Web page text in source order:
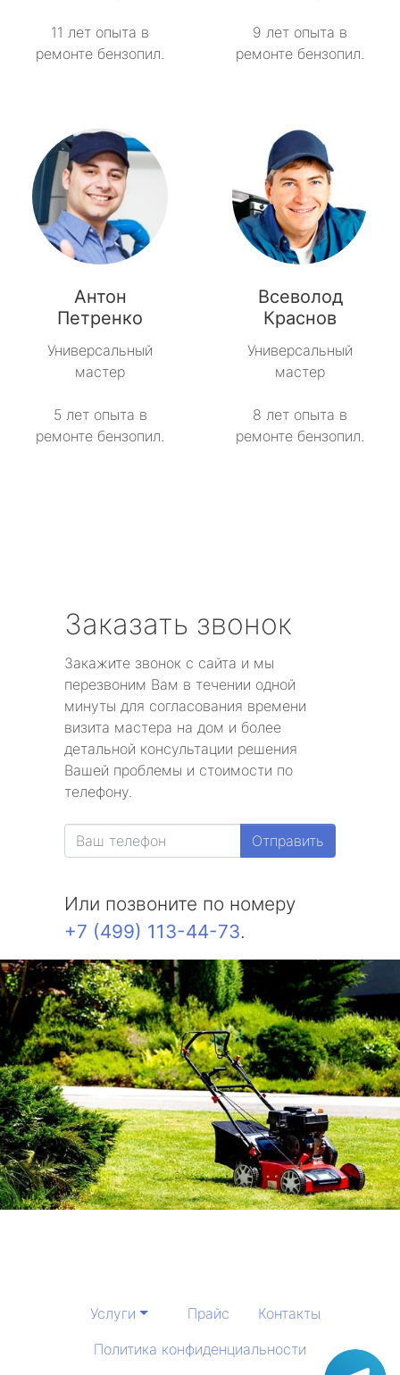
11 лет опыта в
ремонте бензопил.
9 лет опыта в
ремонте бензопил.
Антон
Петренко
Универсальный
мастер
5 лет опыта в
ремонте бензопил.
Всеволод
Краснов
Универсальный
мастер
8 лет опыта в
ремонте бензопил.
Заказать звонок
Закажите звонок с сайта и мы
перезвоним Вам в течении одной
минуты для согласования времени
визита мастера на дом и более
детальной консультации решения
Вашей проблемы и стоимости по
телефону.
Отправить
Или позвоните по номеру
+7 (499) 113-44-73.
Услуги Прайс
Контакты
Политика конфиденциальности